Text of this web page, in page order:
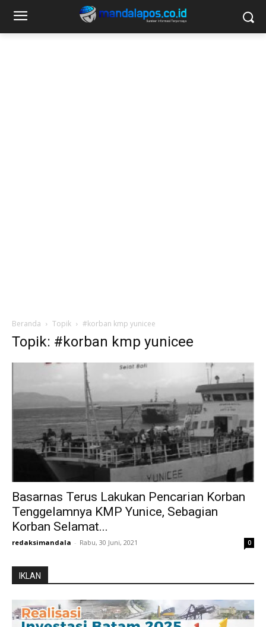
Beranda Topik #korban kmp yunicee
Topik: #korban kmp yunicee
Basarnas Terus Lakukan Pencarian Korban
Tenggelamnya KMP Yunice, Sebagian
Korban Selamat...
redaksimandala - Rabu, 30 Juni, 2021 0
IKLAN